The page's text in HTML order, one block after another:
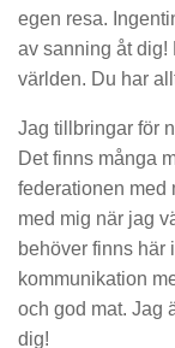
egen resa.
av sanning åt dig!
världen. Du har
Jag tillbringar för
Det finns många
federationen med
med mig när jag
behöver finns här
kommunikation
och god mat. Jag
dig!